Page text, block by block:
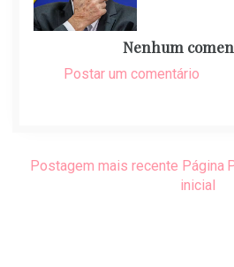
Nenhum
Postar um comentário
Postagem mais recente Página
inicial